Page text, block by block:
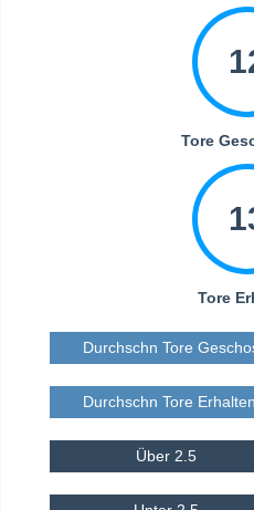
Tore
Tore
Durchschn Tore
Durchschn Tore Erhalten
Über 2.5